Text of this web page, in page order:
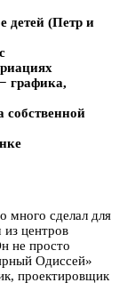
детей (Петр и
графика,
собственной
много сделал для
центров
не просто
Одиссей»
проектировщик